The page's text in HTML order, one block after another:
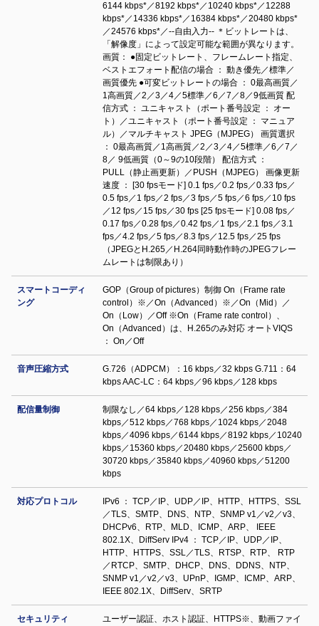
6144 kbps*／8192 kbps*／10240 kbps*／12288
kbps*／14336 kbps*／16384 kbps*／20480 kbps*
／24576 kbps*／--自由入力-- ＊ビットレートは、
「解像度」によって設定可能な範囲が異なります。
画質： ●固定ビットレート、フレームレート指定、
ベストエフォート配信の場合 ： 動き優先／標準／
画質優先 ●可変ビットレートの場合 ： 0最高画質／
1高画質／2／3／4／5標準／6／7／8／9低画質 配
信方式 ： ユニキャスト（ポート番号設定 ： オー
ト）／ユニキャスト（ポート番号設定 ： マニュア
ル）／マルチキャスト JPEG（MJPEG） 画質選択
： 0最高画質／1高画質／2／3／4／5標準／6／7／
8／ 9低画質（0～9の10段階） 配信方式 ：
PULL（静止画更新）／PUSH（MJPEG） 画像更新
速度 ： [30 fpsモード] 0.1 fps／0.2 fps／0.33 fps／
0.5 fps／1 fps／2 fps／3 fps／5 fps／6 fps／10 fps
／12 fps／15 fps／30 fps [25 fpsモード] 0.08 fps／
0.17 fps／0.28 fps／0.42 fps／1 fps／2.1 fps／3.1
fps／4.2 fps／5 fps／8.3 fps／12.5 fps／25 fps
（JPEGとH.265／H.264同時動作時のJPEGフレー
ムレートは制限あり）
スマートコーディ
ング
GOP（Group of pictures）制御 On（Frame rate
control）※／On（Advanced）※／On（Mid）／
On（Low）／Off ※On（Frame rate control）、
On（Advanced）は、H.265のみ対応 オートVIQS
： On／Off
音声圧縮方式
G.726（ADPCM）：16 kbps／32 kbps G.711：64
kbps AAC-LC：64 kbps／96 kbps／128 kbps
配信量制御
制限なし／64 kbps／128 kbps／256 kbps／384
kbps／512 kbps／768 kbps／1024 kbps／2048
kbps／4096 kbps／6144 kbps／8192 kbps／10240
kbps／15360 kbps／20480 kbps／25600 kbps／
30720 kbps／35840 kbps／40960 kbps／51200
kbps
対応プロトコル
IPv6 ： TCP／IP、UDP／IP、HTTP、HTTPS、SSL
／TLS、SMTP、DNS、NTP、SNMP v1／v2／v3、
DHCPv6、RTP、MLD、ICMP、ARP、 IEEE
802.1X、DiffServ IPv4 ： TCP／IP、UDP／IP、
HTTP、HTTPS、SSL／TLS、RTSP、RTP、 RTP
／RTCP、SMTP、DHCP、DNS、DDNS、NTP、
SNMP v1／v2／v3、UPnP、IGMP、ICMP、ARP、
IEEE 802.1X、DiffServ、SRTP
セキュリティ
ユーザー認証、ホスト認証、HTTPS※、動画ファイ